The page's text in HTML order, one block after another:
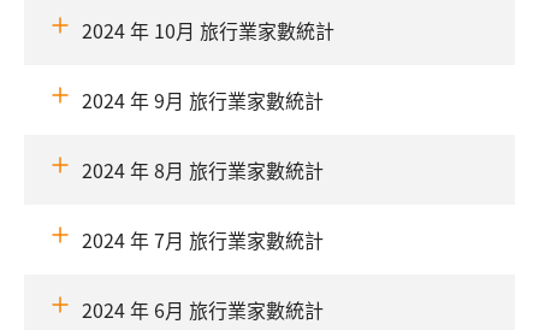
2024 年 10月 旅行業家數統計
2024 年 9月 旅行業家數統計
2024 年 8月 旅行業家數統計
2024 年 7月 旅行業家數統計
2024 年 6月 旅行業家數統計